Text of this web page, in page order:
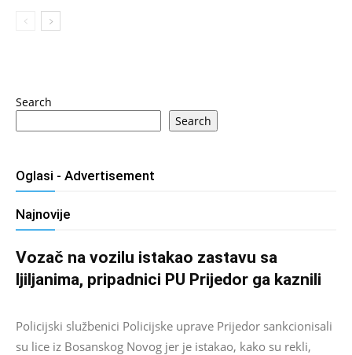
Search
Search
Oglasi - Advertisement
Najnovije
Vozač na vozilu istakao zastavu sa
ljiljanima, pripadnici PU Prijedor ga kaznili
Salim D. - August 7, 2026
Policijski službenici Policijske uprave Prijedor sankcionisali
su lice iz Bosanskog Novog jer je istakao, kako su rekli,